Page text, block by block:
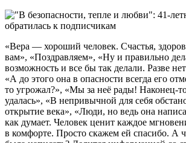
«Вера — хороший человек. Счастья,
вам», «Поздравляем», «Ну и правильно
возможность и все бы так делали. Разве
«А до этого она в опасности всегда его
то угрожал?», «Мы за неё рады! Наконец-
удалась», «В непривычной для себя
открытие века», «Люди, но ведь она
как думает. Человек ценит каждое
в комфорте. Просто скажем ей спасибо. А